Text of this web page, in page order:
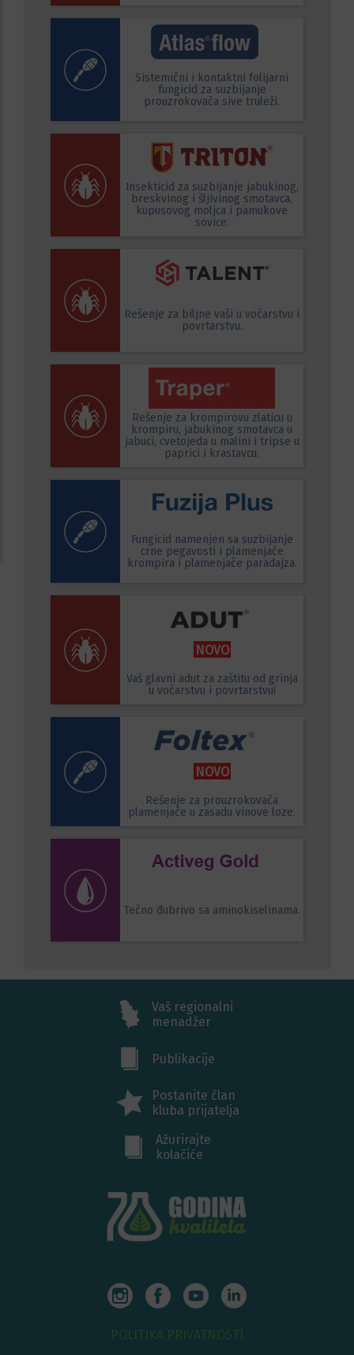
Sistemični i kontaktni folijarni
fungicid za suzbijanje
prouzrokovača sive truleži.
Insekticid za suzbijanje jabukinog,
breskvinog i šljivinog smotavca,
kupusovog moljca i pamukove
sovice.
Rešenje za biljne vaši u voćarstvu i
povrtarstvu.
Rešenje za krompirovu zlaticu u
krompiru, jabukinog smotavca u
jabuci, cvetojeda u malini i tripse u
paprici i krastavcu.
Fungicid namenjen sa suzbijanje
crne pegavosti i plamenjače
krompira i plamenjače paradajza.
NOVO
Vaš glavni adut za zaštitu od grinja
u voćarstvu i povrtarstvu!
NOVO
Rešenje za prouzrokovača
plamenjače u zasadu vinove loze.
Tečno đubrivo sa aminokiselinama.
Vaš regionalni
menadžer
Publikacije
Postanite član
kluba prijatelja
Ažurirajte
kolačiće